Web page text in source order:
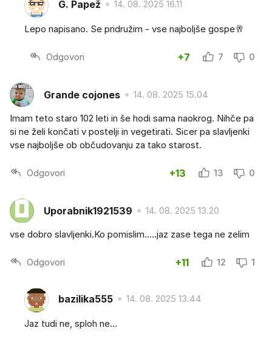
G. Papež 14. 08. 2025 16.11
Lepo napisano. Se pridružim - vse najboljše gospe🥂
Odgovori +7 7 0
Grande cojones 14. 08. 2025 15.04
Imam teto staro 102 leti in še hodi sama naokrog. Nihče pa
si ne želi končati v postelji in vegetirati. Sicer pa slavljenki
vse najboljše ob občudovanju za tako starost.
Odgovori +13 13 0
Uporabnik1921539 14. 08. 2025 13.20
vse dobro slavljenki.Ko pomislim.....jaz zase tega ne zelim
Odgovori +11 12 1
bazilika555 14. 08. 2025 13.44
Jaz tudi ne, sploh ne...